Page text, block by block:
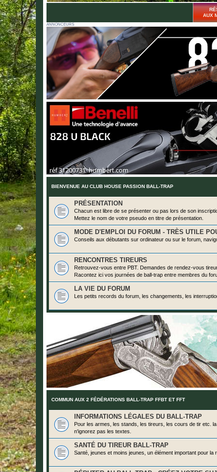
AUX
ANNONCEURS
BIENVENUE AU CLUB HOUSE PASSION BALL-TRAP
PRÉSENTATION
Chacun est libre de se présenter ou pas lors de son
Mettez le nom de votre pseudo en titre de présentation.
MODE D'EMPLOI DU FORUM - TRÈS UTILE
Conseils aux débutants sur ordinateur ou sur le forum,
RENCONTRES TIREURS
Retrouvez-vous entre PBT. Demandes de rendez-vous
Racontez ici vos journées de ball-trap entre membres du
LA VIE DU FORUM
Les petits records du forum, les changements, les
COMMUN AUX 2 FÉDÉRATIONS BALL-TRAP FFBT ET FFT
INFORMATIONS LÉGALES DU BALL-TRAP
Pour les armes, les stands, les tireurs, les cours de tir etc.
n'ignorez pas les textes.
SANTÉ DU TIREUR BALL-TRAP
Santé, jeunes et moins jeunes, un élément important pour